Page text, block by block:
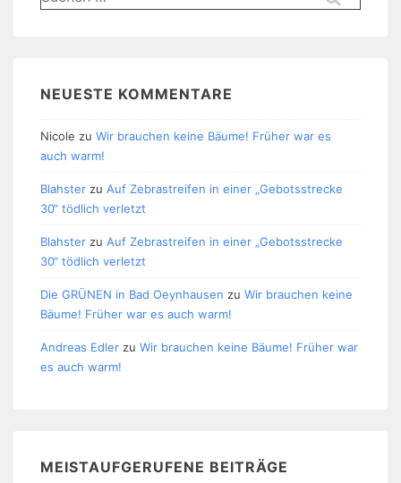
nach:
NEUESTE KOMMENTARE
Nicole zu Wir brauchen keine Bäume! Früher war es
auch warm!
Blahster zu Auf Zebrastreifen in einer „Gebotsstrecke
30“ tödlich verletzt
Blahster zu Auf Zebrastreifen in einer „Gebotsstrecke
30“ tödlich verletzt
Die GRÜNEN in Bad Oeynhausen zu Wir brauchen keine
Bäume! Früher war es auch warm!
Andreas Edler zu Wir brauchen keine Bäume! Früher war
es auch warm!
MEISTAUFGERUFENE BEITRÄGE